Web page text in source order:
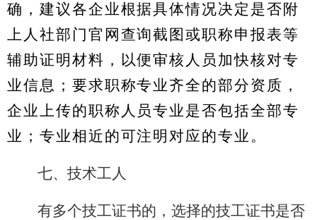
确，建议各企业根据具体情况决定是否附
上人社部门官网查询截图或职称申报表等
辅助证明材料，以便审核人员加快核对专
业信息；要求职称专业齐全的部分资质，
企业上传的职称人员专业是否包括全部专
业；专业相近的可注明对应的专业。
七、 技术工人
有多个技工证书的，选择的技工证书是否